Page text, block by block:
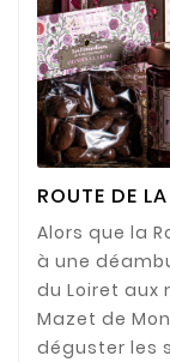
ROUTE DE
Alors que la
à une
du Loiret aux
Mazet de
déguster les